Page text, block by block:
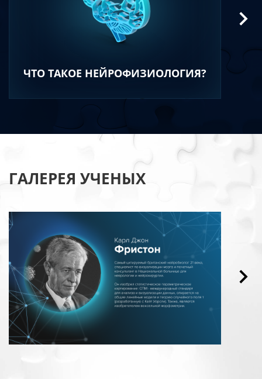
ЧТО ТАКОЕ НЕЙРОФИЗИОЛОГИЯ?
ГАЛЕРЕЯ УЧЕНЫХ